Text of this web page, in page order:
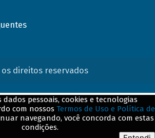
os direitos reservados
dados pessoais, cookies e tecnologias
com nossos Termos de Uso e Política de
navegando, você concorda com estas
condições.